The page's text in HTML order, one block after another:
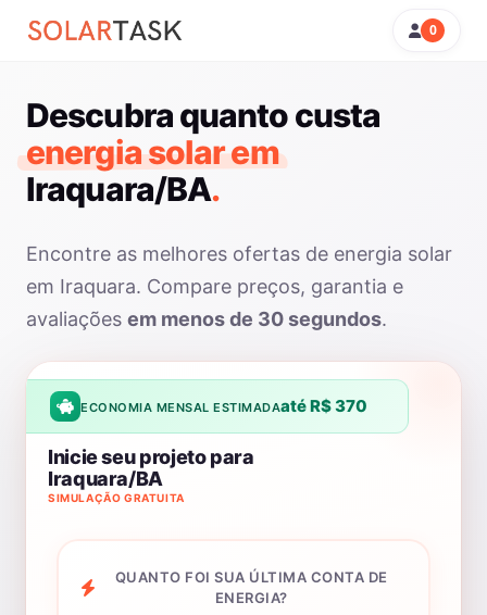
0
Descubra quanto custa
energia solar em
Iraquara/BA.
Encontre as melhores ofertas de energia solar
em Iraquara. Compare preços, garantia e
avaliações em menos de 30 segundos.
ECONOMIA MENSAL ESTIMADAaté R$ 370
SIMULAÇÃO GRATUITA
Inicie seu projeto para
Iraquara/BA
QUANTO FOI SUA ÚLTIMA CONTA DE
ENERGIA?